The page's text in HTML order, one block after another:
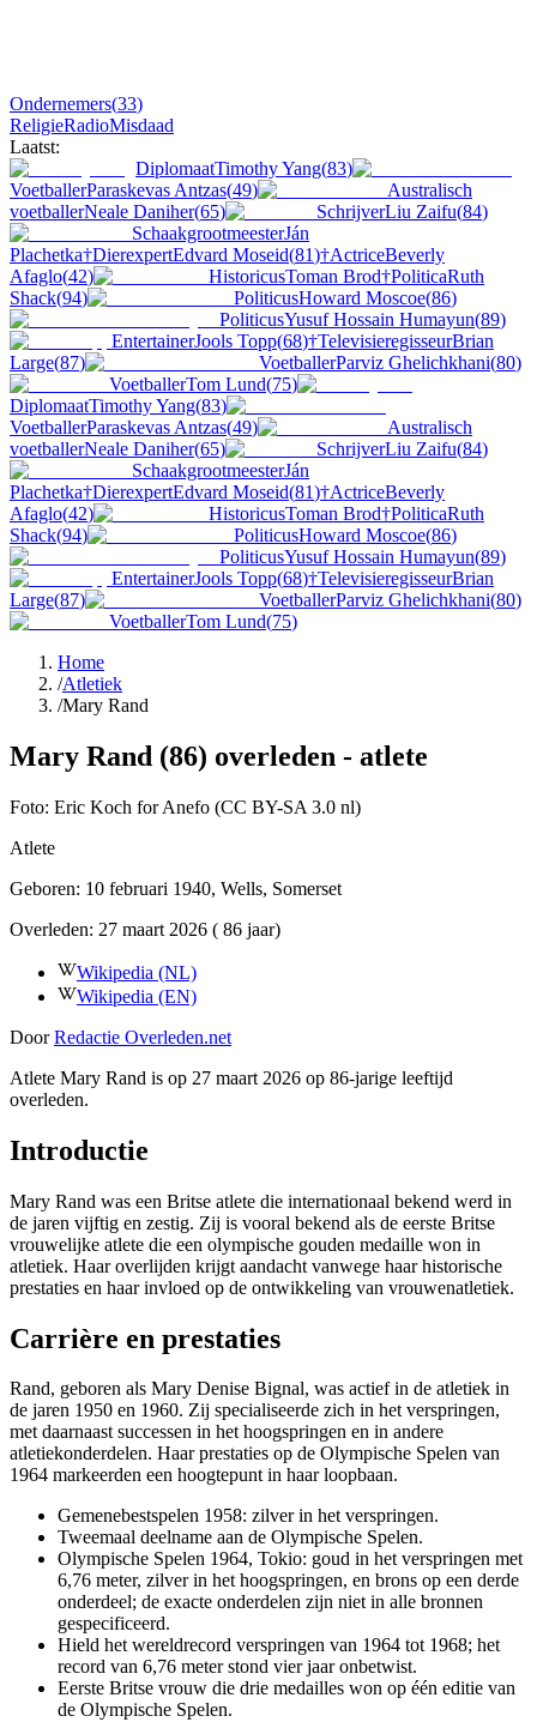
Ondernemers(33)
ReligieRadioMisdaad
Laatst:
DiplomaatTimothy Yang(83)
VoetballerParaskevas Antzas(49)
Australisch
voetballerNeale Daniher(65) SchrijverLiu Zaifu(84)
SchaakgrootmeesterJán
Plachetka†DierexpertEdvard Moseid(81)†ActriceBeverly
Afaglo(42) HistoricusToman Brod†PoliticaRuth
Shack(94) PoliticusHoward Moscoe(86)
PoliticusYusuf Hossain Humayun(89)
EntertainerJools Topp(68)†TelevisieregisseurBrian
Large(87) VoetballerParviz Ghelichkhani(80)
VoetballerTom Lund(75)
DiplomaatTimothy Yang(83)
VoetballerParaskevas Antzas(49)
Australisch
voetballerNeale Daniher(65) SchrijverLiu Zaifu(84)
SchaakgrootmeesterJán
Plachetka†DierexpertEdvard Moseid(81)†ActriceBeverly
Afaglo(42) HistoricusToman Brod†PoliticaRuth
Shack(94) PoliticusHoward Moscoe(86)
PoliticusYusuf Hossain Humayun(89)
EntertainerJools Topp(68)†TelevisieregisseurBrian
Large(87) VoetballerParviz Ghelichkhani(80)
VoetballerTom Lund(75)
Home
/Atletiek
/Mary Rand
Mary Rand (86) overleden - atlete
Foto: Eric Koch for Anefo (CC BY-SA 3.0 nl)
Atlete
Geboren: 10 februari 1940, Wells, Somerset
Overleden: 27 maart 2026 ( 86 jaar)
Wikipedia (NL)
Wikipedia (EN)
Door Redactie Overleden.net
Atlete Mary Rand is op 27 maart 2026 op 86-jarige leeftijd
overleden.
Introductie
Mary Rand was een Britse atlete die internationaal bekend werd in
de jaren vijftig en zestig. Zij is vooral bekend als de eerste Britse
vrouwelijke atlete die een olympische gouden medaille won in
atletiek. Haar overlijden krijgt aandacht vanwege haar historische
prestaties en haar invloed op de ontwikkeling van vrouwenatletiek.
Carrière en prestaties
Rand, geboren als Mary Denise Bignal, was actief in de atletiek in
de jaren 1950 en 1960. Zij specialiseerde zich in het verspringen,
met daarnaast successen in het hoogspringen en in andere
atletiekonderdelen. Haar prestaties op de Olympische Spelen van
1964 markeerden een hoogtepunt in haar loopbaan.
Gemenebestspelen 1958: zilver in het verspringen.
Tweemaal deelname aan de Olympische Spelen.
Olympische Spelen 1964, Tokio: goud in het verspringen met
6,76 meter, zilver in het hoogspringen, en brons op een derde
onderdeel; de exacte onderdelen zijn niet in alle bronnen
gespecificeerd.
Hield het wereldrecord verspringen van 1964 tot 1968; het
record van 6,76 meter stond vier jaar onbetwist.
Eerste Britse vrouw die drie medailles won op één editie van
de Olympische Spelen.